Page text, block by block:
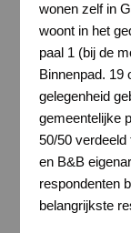
wonen zelf in
woont in het
paal 1 (bij de
Binnenpad. 19
gelegenheid
gemeentelijke
50/50
en B&B
respondenten
belangrijkste